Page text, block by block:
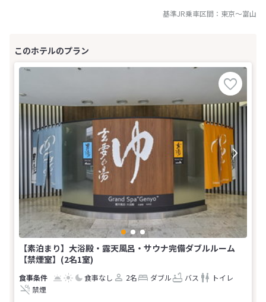
基準JR乗車区間： 東京～富山
【素泊まり】大浴殿・露天風呂・サウナ完備ダブルルーム
【禁煙室】(2名1室)
食事なし 2名 ダブル バス
トイレ
禁煙